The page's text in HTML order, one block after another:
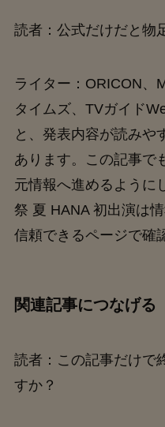
読者：公式だけだと物
ライター：ORICON、
タイムズ、TVガイド
と、発表内容が読みや
あります。この記事で
元情報へ進めるように
祭 夏 HANA 初出演は
信頼できるページで確
関連記事につなげる
読者：この記事だけで
すか？